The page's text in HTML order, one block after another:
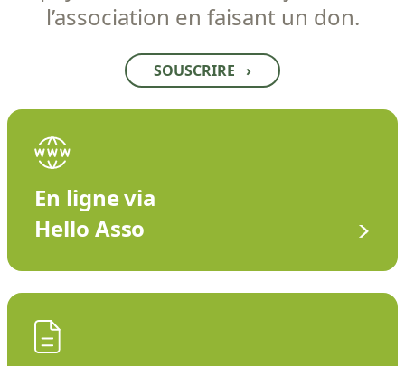
l’association en faisant un don.
SOUSCRIRE ›
En ligne via
Hello Asso